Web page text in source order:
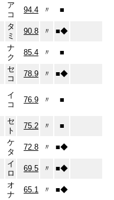
ア
コ
94.4 〃 ■
タ
ミ
90.8 〃 ■◆
ナ
ク
85.4 〃 ■
セ
コ
78.9 〃 ■◆
イ
コ
76.9 〃 ■
セ
ト
75.2 〃 ■
ケ
タ
72.8 〃 ■◆
イ
ロ
69.5 〃 ■◆
オ
ナ
65.1 〃 ■◆